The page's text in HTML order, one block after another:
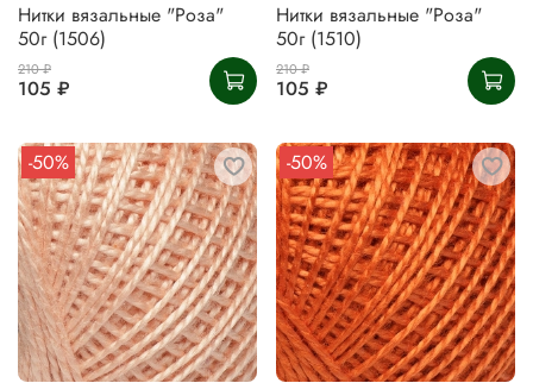
Нитки вязальные "Роза"
50г (1506)
210 ₽
105 ₽
Нитки вязальные "Роза"
50г (1510)
210 ₽
105 ₽
-50% -50%